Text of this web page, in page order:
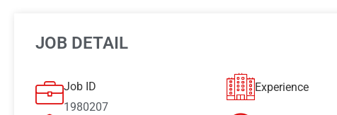
JOB DETAIL
Job ID
1980207
Experience